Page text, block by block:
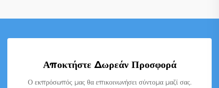
Αποκτήστε Δωρεάν Προσφορά
Ο εκπρόσωπός μας θα επικοινωνήσει σύντομα μαζί σας.